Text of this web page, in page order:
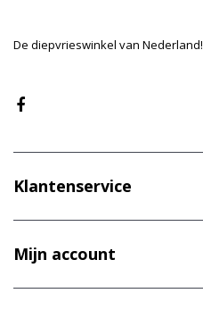
De diepvrieswinkel van Nederland!
Klantenservice
Mijn account